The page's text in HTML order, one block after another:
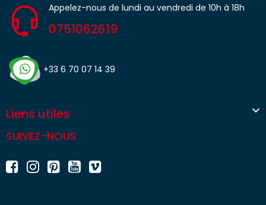
Appelez-nous de lundi au vendredi de 10h à 18h
0751062619
+33 6 70 07 14 39
Liens utiles 
SUIVEZ-NOUS